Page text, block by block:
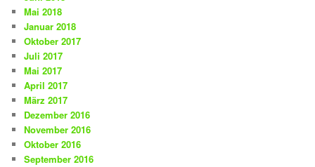
Mai 2018
Januar 2018
Oktober 2017
Juli 2017
Mai 2017
April 2017
März 2017
Dezember 2016
November 2016
Oktober 2016
September 2016